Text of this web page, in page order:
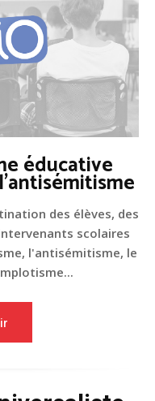
éducative
des élèves, des
scolaires
l'antisémitisme, le